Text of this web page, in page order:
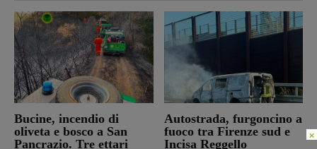
Bucine, incendio di
oliveta e bosco a San
Pancrazio. Tre ettari
Autostrada, furgoncino a
fuoco tra Firenze sud e
Incisa Reggello
×